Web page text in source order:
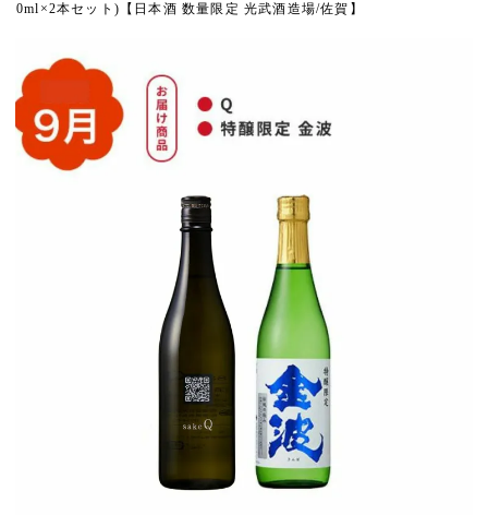
0ml×2本セット)【日本酒 数量限定 光武酒造場/佐賀】